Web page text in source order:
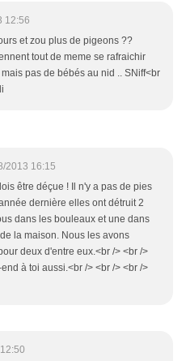
12:56
et zou plus de pigeons ??
tout de meme se rafraichir
pas de bébés au nid .. SNiff<br
2013 16:15
être déçue ! Il n'y a pas de pies
dernière elles ont détruit 2
dans les bouleaux et une dans
la maison. Nous les avons
deux d'entre eux.<br /> <br />
à toi aussi.<br /> <br /> <br />